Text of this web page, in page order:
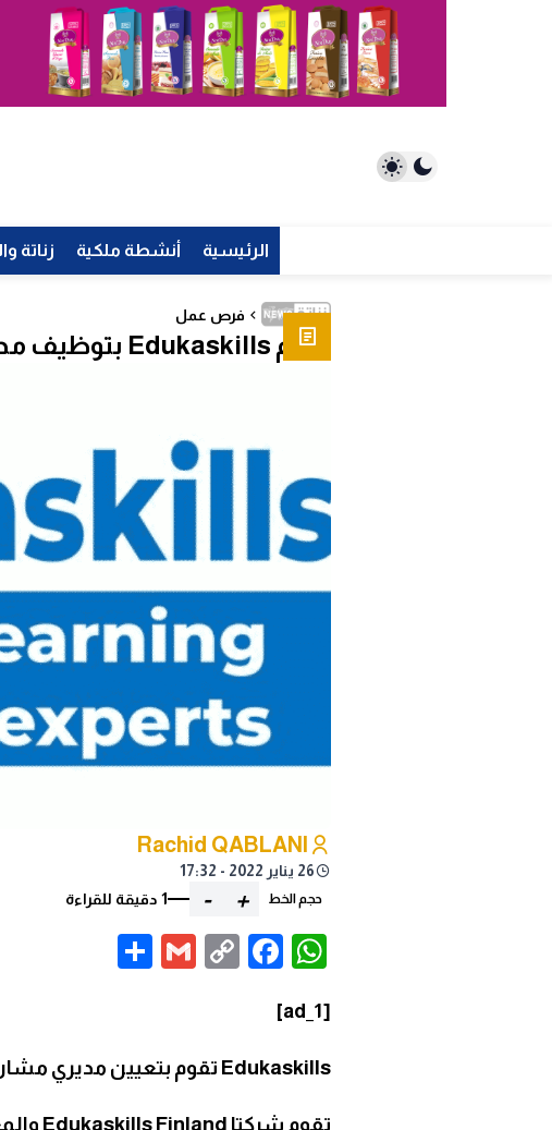
الرئيسية أنشطة ملكية زناتة
فرص عمل
تقوم Edukaskills بتوظيف مديري مشاريع التسويق التجاري
Rachid QABLANI
26 يناير 2022 - 17:32
حجم الخط +
- 1 دقيقة للقراءة
WhatsApp
Facebook
Copy
Gmail
[ad_1]
Edukaskills تقوم بتعيين مديري مشاريع تسويق تجاري في الدار البيضاء.